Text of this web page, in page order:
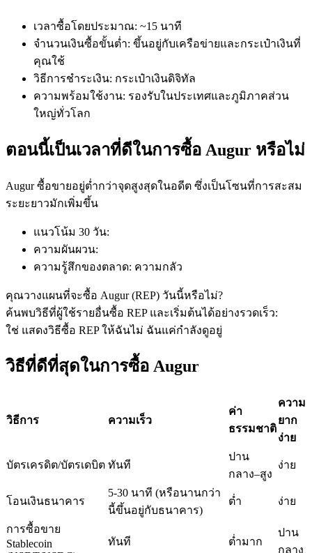
ฟิวเจอร์ส COIN-M
ฟิวเจอร์สสกุลเงินดิจิทัล
TradFi
อนุพันธ์ของหุ้น ฟอเร็กซ์ โลหะมีค่า และสินค้าโภคภัณฑ์
ฟิวเจอร์ส USDC
ฟิวเจอร์สที่ใช้ USDC เป็นหลักประกัน
คัดลอกการซื้อขาย
เข้าร่วมกับเทรดเดอร์ชั้นนำ
เวลาซื้อโดยประมาณ: ~15 นาที
จำนวนเงินซื้อขั้นต่ำ: ขึ้นอยู่กับเครือข่ายและกระเป๋าเงินที่
คุณใช้
วิธีการชำระเงิน: กระเป๋าเงินดิจิทัล
ความพร้อมใช้งาน: รองรับในประเทศและภูมิภาคส่วน
ใหญ่ทั่วโลก
ตอนนี้เป็นเวลาที่ดีในการซื้อ Augur หรือไม่
Augur ซื้อขายอยู่ต่ำกว่าจุดสูงสุดในอดีต ซึ่งเป็นโซนที่การสะสม
ระยะยาวมักเพิ่มขึ้น
แนวโน้ม 30 วัน:
ความผันผวน:
ความรู้สึกของตลาด: ความกลัว
คุณวางแผนที่จะซื้อ Augur (REP) วันนี้หรือไม่?
ค้นพบวิธีที่ผู้ใช้รายอื่นซื้อ REP และเริ่มต้นได้อย่างรวดเร็ว:
ใช่ แสดงวิธีซื้อ REP ให้ฉันไม่ ฉันแค่กำลังดูอยู่
วิธีที่ดีที่สุดในการซื้อ Augur
วิธีการ ความเร็ว
ค่า
ธรรมชาติ
ความ
ยาก
ง่าย
บัตรเครดิต/บัตรเดบิต ทันที
ปาน
กลาง–สูง
ง่าย
โอนเงินธนาคาร
5-30 นาที (หรือนานกว่า
นี้ขึ้นอยู่กับธนาคาร)
ต่ำ ง่าย
การซื้อขาย
Stablecoin
ทันที ต่ำมาก
ปาน
กลาง